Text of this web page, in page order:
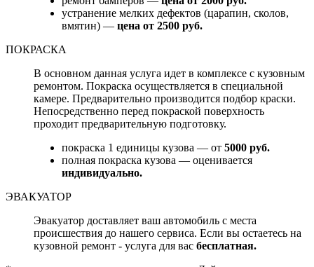
устранение мелких дефектов (царапин, сколов,
вмятин) — цена от 2500 руб.
ПОКРАСКА
В основном данная услуга идет в комплексе с кузовным
ремонтом. Покраска осуществляется в специальной
камере. Предварительно производится подбор краски.
Непосредственно перед покраской поверхность
проходит предварительную подготовку.
покраска 1 единицы кузова — от 5000 руб.
полная покраска кузова — оценивается
индивидуально.
ЭВАКУАТОР
Эвакуатор доставляет ваш автомобиль с места
происшествия до нашего сервиса. Если вы остаетесь на
кузовной ремонт - услуга для вас бесплатная.